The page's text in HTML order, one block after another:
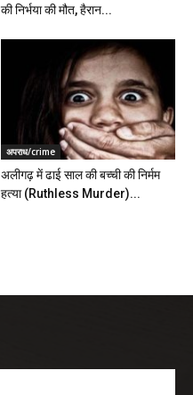
की निर्भया की मौत, हैरान...
अपराध/crime
अलीगढ़ में ढाई साल की बच्ची की निर्मम
हत्या (Ruthless Murder)...